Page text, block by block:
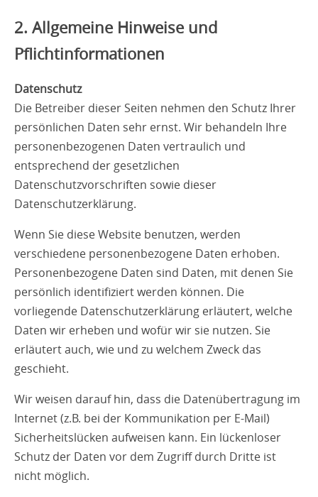
2. Allgemeine Hinweise und
Pflichtinformationen
Datenschutz
Die Betreiber dieser Seiten nehmen den Schutz Ihrer
persönlichen Daten sehr ernst. Wir behandeln Ihre
personenbezogenen Daten vertraulich und
entsprechend der gesetzlichen
Datenschutzvorschriften sowie dieser
Datenschutzerklärung.
Wenn Sie diese Website benutzen, werden
verschiedene personenbezogene Daten erhoben.
Personenbezogene Daten sind Daten, mit denen Sie
persönlich identifiziert werden können. Die
vorliegende Datenschutzerklärung erläutert, welche
Daten wir erheben und wofür wir sie nutzen. Sie
erläutert auch, wie und zu welchem Zweck das
geschieht.
Wir weisen darauf hin, dass die Datenübertragung im
Internet (z.B. bei der Kommunikation per E-Mail)
Sicherheitslücken aufweisen kann. Ein lückenloser
Schutz der Daten vor dem Zugriff durch Dritte ist
nicht möglich.